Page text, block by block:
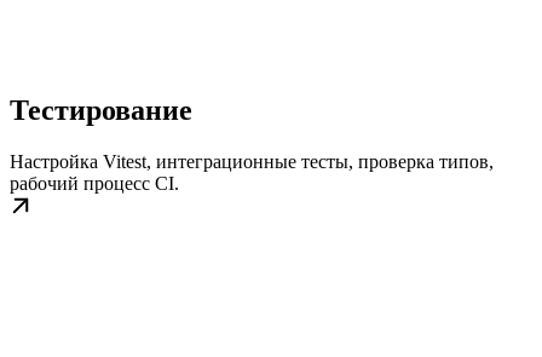
Тестирование
Настройка Vitest, интеграционные тесты, проверка типов,
рабочий процесс CI.